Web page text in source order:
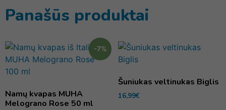
Panašūs produktai
-7%
Namų kvapas MUHA
Melograno Rose 50 ml
Šuniukas veltinukas Biglis
16,99€